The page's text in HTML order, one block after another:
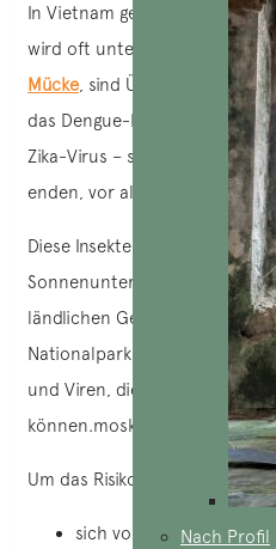
Nach Profil
In Vietnam gehören Mücken
wird oft unterschätzt. Einige
Mücke, sind Überträger von
das Dengue-Fieber, die
Zika-Virus – schwere
enden, vor allem, wenn keine
Diese Insekten vermehren
Sonnenuntergang, während
ländlichen Gebieten,
Nationalparks. Sie sind auch
und Viren, die die
können.moskitos in vietnam
Um das Risiko zu begrenzen,
sich vor der Abreise